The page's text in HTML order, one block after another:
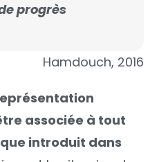
progrès
Hamdouch, 2016
associée à tout
introduit dans